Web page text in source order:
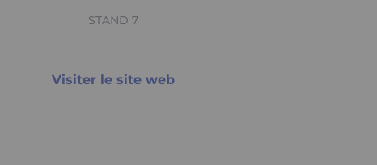
STAND 7
Visiter le site web